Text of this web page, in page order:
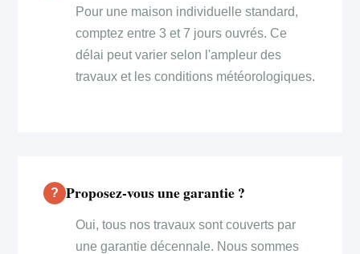
Pour une maison individuelle standard,
comptez entre 3 et 7 jours ouvrés. Ce
délai peut varier selon l'ampleur des
travaux et les conditions météorologiques.
Proposez-vous une garantie ?
Oui, tous nos travaux sont couverts par
une garantie décennale. Nous sommes